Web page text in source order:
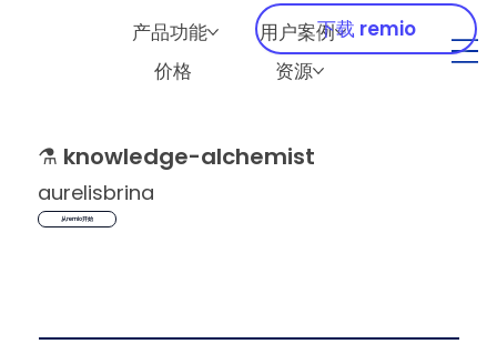
产品功能
用户案例
价格
资源
下载 remio
⚗️ knowledge-alchemist
aurelisbrina
从remio开始